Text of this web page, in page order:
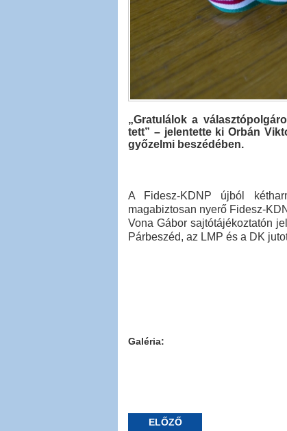
„Gratulálok a
tett” – jelentette ki Orbán
győzelmi beszédében.
A Fidesz-KDNP újból
magabiztosan nyerő Fidesz-
Vona Gábor sajtótájékoztatón
Párbeszéd, az LMP és a DK
Galéria:
ELŐZŐ